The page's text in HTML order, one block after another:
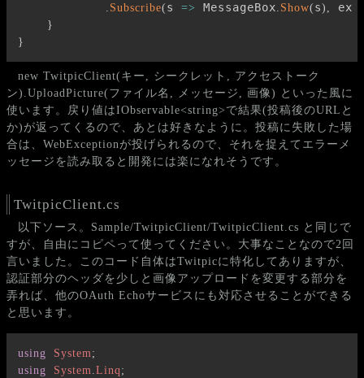
. Subscribe( s => MessageBox. Show( s) , ex
}
}
new TwitpicClient(キー, シークレット, アクセストーク
ン).UploadPicture(ファイル名, メッセージ, 画像) といった風に
使います。戻り値はIObservable<string>で結果(投稿後のURLと
か)が返ってくるので、あとは好きなように。投稿に失敗した場
合は、WebExceptionが投げられるので、それを捉えてエラーメ
ッセージを読み取ると開発には楽になれそうです。
TwitpicClient.cs
以下ソース。Sample/TwitpicClient/TwitpicClient.cs と同じで
すが、自由にコピペって使ってください。大事なことなので2回
言いました。このコード自体はTwitpicに特化してありますが、
認証部分のヘッダを少しと画像アップロードを変更する部分を
弄れば、他のOAuth Echoサービスにも対応させることができる
と思います。
using System;
using
System.Linq ;